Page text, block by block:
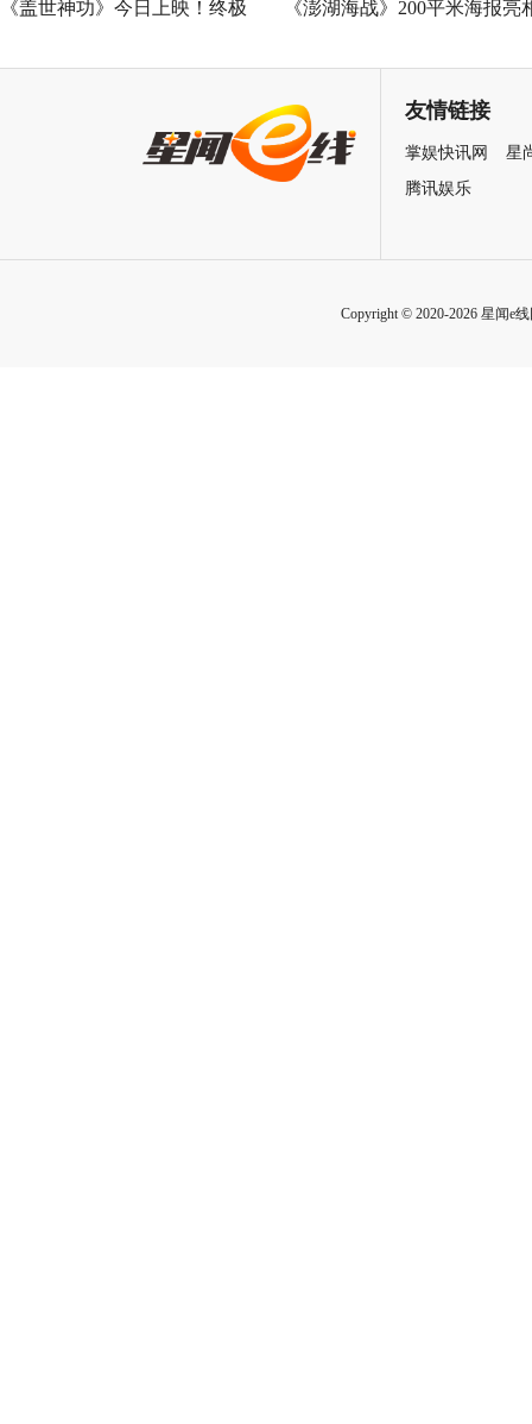
《盖世神功》今日上映！终极 《澎湖海战》200平米海报亮
友情链接
掌娱快讯网
星
腾讯娱乐
Copyright © 2020-2026 星闻e